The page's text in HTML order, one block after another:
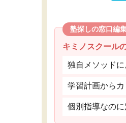
塾探しの窓口編
キミノスクール
独自メソッド
学習計画から
個別指導なの